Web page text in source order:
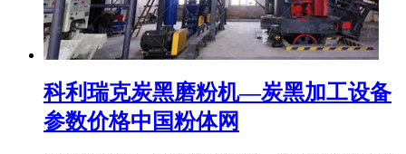
科利瑞克炭黑磨粉机—炭黑加工设备
参数价格中国粉体网